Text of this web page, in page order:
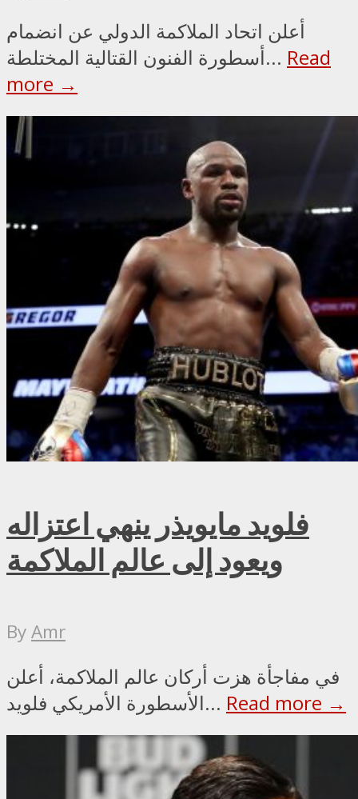
أعلن اتحاد الملاكمة الدولي عن انضمام
أسطورة الفنون القتالية المختلطة... Read
more →
فلويد مايويذر ينهي اعتزاله
ويعود إلى عالم الملاكمة
ByAmr
في مفاجأة هزت أركان عالم الملاكمة، أعلن
الأسطورة الأمريكي فلويد... Read more →